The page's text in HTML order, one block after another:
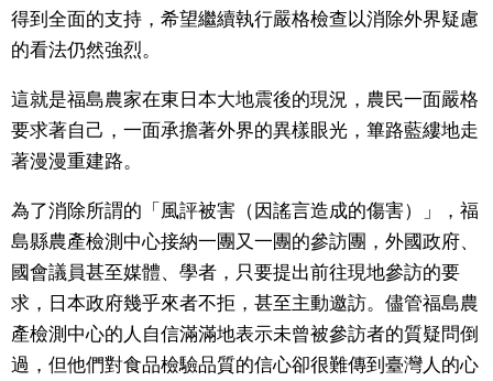
編輯部通知
得到全面的支持，希望繼續執行嚴格檢查以消除外界疑慮
的看法仍然強烈。
這就是福島農家在東日本大地震後的現況，農民一面嚴格
要求著自己，一面承擔著外界的異樣眼光，篳路藍縷地走
著漫漫重建路。
為了消除所謂的「風評被害（因謠言造成的傷害）」，福
島縣農產檢測中心接納一團又一團的參訪團，外國政府、
國會議員甚至媒體、學者，只要提出前往現地參訪的要
求，日本政府幾乎來者不拒，甚至主動邀訪。儘管福島農
產檢測中心的人自信滿滿地表示未曾被參訪者的質疑問倒
過，但他們對食品檢驗品質的信心卻很難傳到臺灣人的心